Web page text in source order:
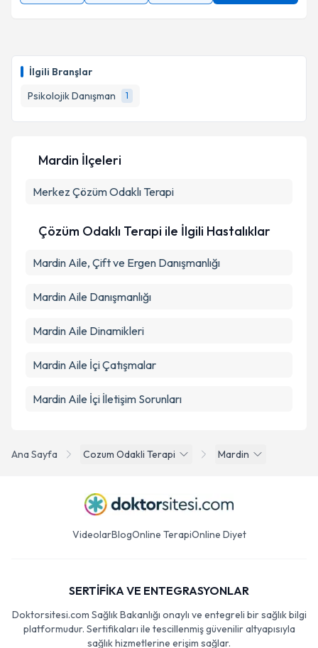
İlgili Branşlar
Psikolojik Danışman
1
Ana Sayfa Cozum Odakli Terapi Mardin
Mardin İlçeleri
Merkez Çözüm Odaklı Terapi
Çözüm Odaklı Terapi ile İlgili Hastalıklar
Mardin Aile, Çift ve Ergen Danışmanlığı
Mardin Aile Danışmanlığı
Mardin Aile Dinamikleri
Mardin Aile İçi Çatışmalar
Mardin Aile İçi İletişim Sorunları
VideolarBlogOnline TerapiOnline Diyet
SERTİFİKA VE ENTEGRASYONLAR
Doktorsitesi.com Sağlık Bakanlığı onaylı ve entegreli bir sağlık bilgi
platformudur. Sertifikaları ile tescillenmiş güvenilir altyapısıyla
sağlık hizmetlerine erişim sağlar.